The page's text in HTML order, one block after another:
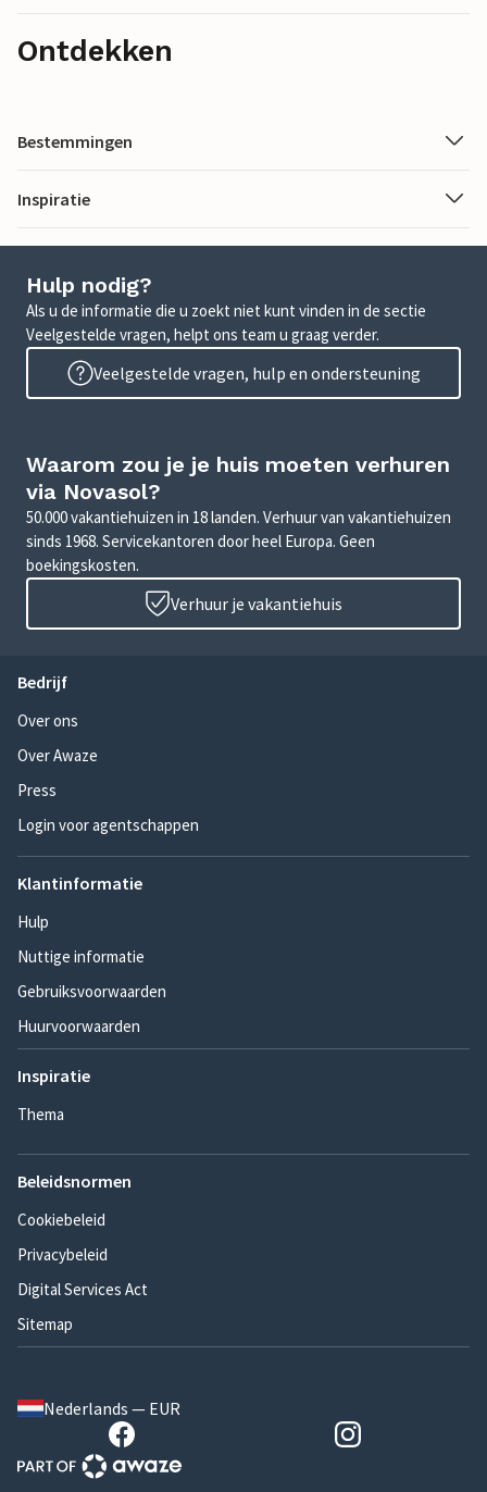
Ontdekken
Bestemmingen
Inspiratie
Hulp nodig?
Als u de informatie die u zoekt niet kunt vinden in de sectie
Veelgestelde vragen, helpt ons team u graag verder.
Veelgestelde vragen, hulp en ondersteuning
Waarom zou je je huis moeten verhuren
via Novasol?
50.000 vakantiehuizen in 18 landen. Verhuur van vakantiehuizen
sinds 1968. Servicekantoren door heel Europa. Geen
boekingskosten.
Verhuur je vakantiehuis
Bedrijf
Over ons
Over Awaze
Press
Login voor agentschappen
Klantinformatie
Hulp
Nuttige informatie
Gebruiksvoorwaarden
Huurvoorwaarden
Inspiratie
Thema
Beleidsnormen
Cookiebeleid
Privacybeleid
Digital Services Act
Sitemap
Nederlands — EUR